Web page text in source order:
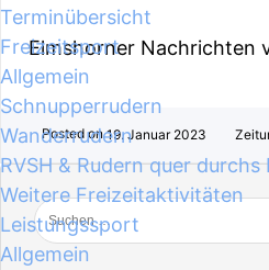
Terminübersicht
Freizeitsport
Allgemein
Schnupperrudern
Wanderrudern
RVSH & Rudern quer durchs
Weitere Freizeitaktivitäten
Leistungssport
Allgemein
Elmshorner Nachrichten
Posted on19. Januar 2023